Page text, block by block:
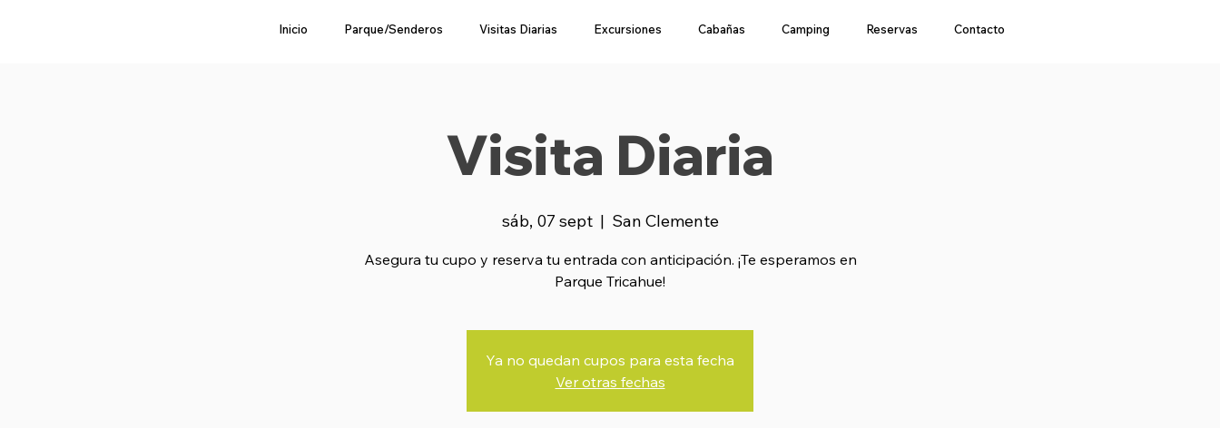
Inicio Parque/Senderos Visitas Diarias Excursiones Cabañas Camping Reservas Contacto
Visita Diaria
sáb, 07 sept
  |
San Clemente
Asegura tu cupo y reserva tu entrada con anticipación. ¡Te esperamos en
Parque Tricahue!
Ya no quedan cupos para esta fecha
Ver otras fechas